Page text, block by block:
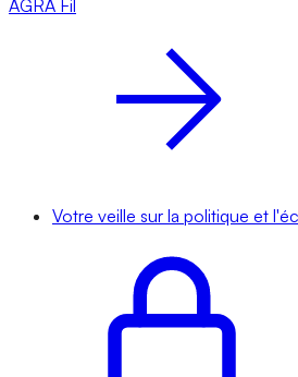
AGRA Fil
Votre veille sur la politique et